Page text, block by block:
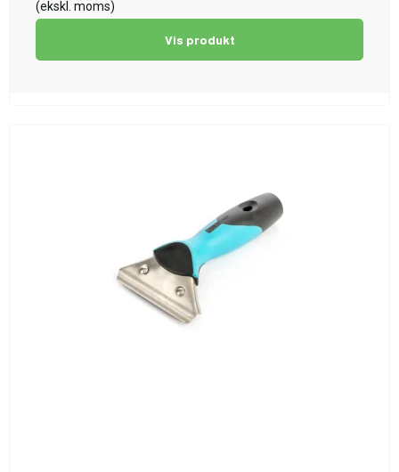
(ekskl. moms)
Vis produkt